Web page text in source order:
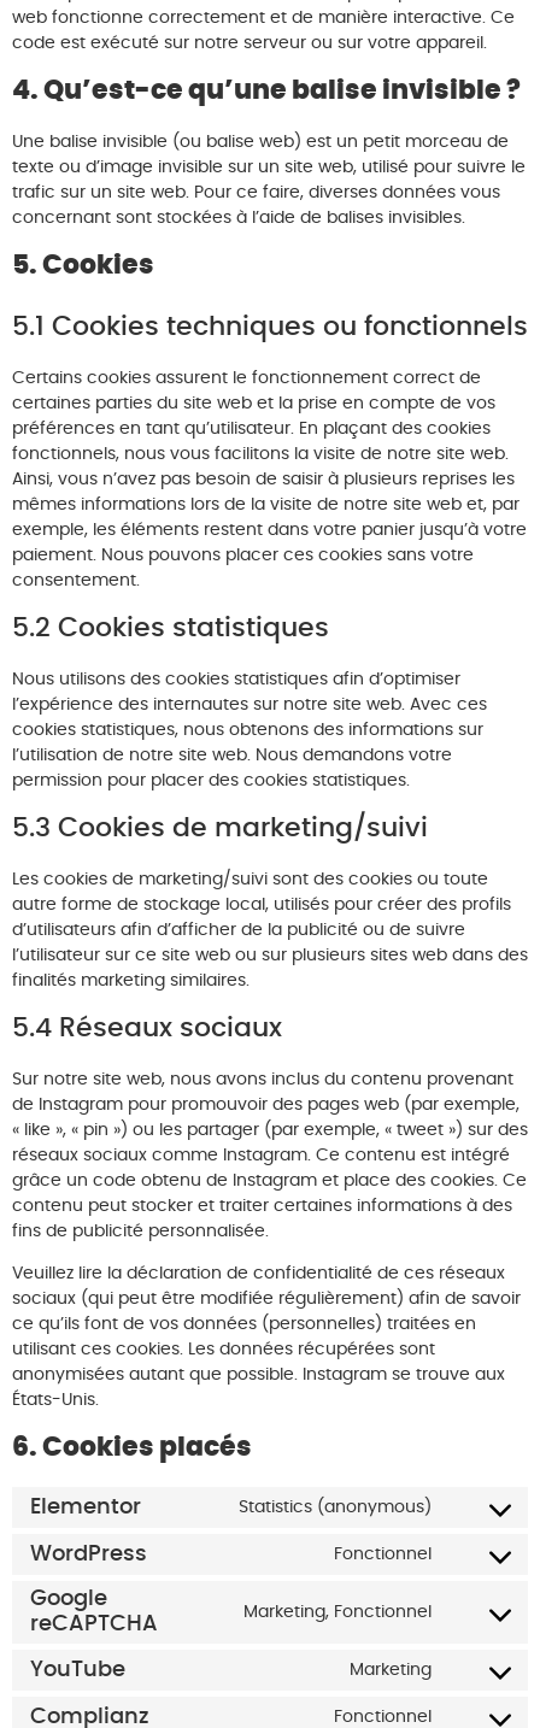
web fonctionne correctement et de manière interactive. Ce
code est exécuté sur notre serveur ou sur votre appareil.
4. Qu’est-ce qu’une balise invisible ?
Une balise invisible (ou balise web) est un petit morceau de
texte ou d’image invisible sur un site web, utilisé pour suivre le
trafic sur un site web. Pour ce faire, diverses données vous
concernant sont stockées à l’aide de balises invisibles.
5. Cookies
5.1 Cookies techniques ou fonctionnels
Certains cookies assurent le fonctionnement correct de
certaines parties du site web et la prise en compte de vos
préférences en tant qu’utilisateur. En plaçant des cookies
fonctionnels, nous vous facilitons la visite de notre site web.
Ainsi, vous n’avez pas besoin de saisir à plusieurs reprises les
mêmes informations lors de la visite de notre site web et, par
exemple, les éléments restent dans votre panier jusqu’à votre
paiement. Nous pouvons placer ces cookies sans votre
consentement.
5.2 Cookies statistiques
Nous utilisons des cookies statistiques afin d’optimiser
l’expérience des internautes sur notre site web. Avec ces
cookies statistiques, nous obtenons des informations sur
l’utilisation de notre site web. Nous demandons votre
permission pour placer des cookies statistiques.
5.3 Cookies de marketing/suivi
Les cookies de marketing/suivi sont des cookies ou toute
autre forme de stockage local, utilisés pour créer des profils
d’utilisateurs afin d’afficher de la publicité ou de suivre
l’utilisateur sur ce site web ou sur plusieurs sites web dans des
finalités marketing similaires.
5.4 Réseaux sociaux
Sur notre site web, nous avons inclus du contenu provenant
de Instagram pour promouvoir des pages web (par exemple,
« like », « pin ») ou les partager (par exemple, « tweet ») sur des
réseaux sociaux comme Instagram. Ce contenu est intégré
grâce un code obtenu de Instagram et place des cookies. Ce
contenu peut stocker et traiter certaines informations à des
fins de publicité personnalisée.
Veuillez lire la déclaration de confidentialité de ces réseaux
sociaux (qui peut être modifiée régulièrement) afin de savoir
ce qu’ils font de vos données (personnelles) traitées en
utilisant ces cookies. Les données récupérées sont
anonymisées autant que possible. Instagram se trouve aux
États-Unis.
6. Cookies placés
Elementor Statistics (anonymous)
WordPress Fonctionnel
Google
reCAPTCHA
Marketing, Fonctionnel
YouTube Marketing
Complianz Fonctionnel